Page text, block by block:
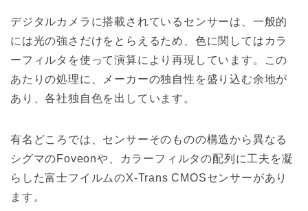
デジタルカメラに搭載されているセンサーは、一般的
には光の強さだけをとらえるため、色に関してはカラ
ーフィルタを使って演算により再現しています。この
あたりの処理に、メーカーの独自性を盛り込む余地が
あり、各社独自色を出しています。
有名どころでは、センサーそのものの構造から異なる
シグマのFoveonや、カラーフィルタの配列に工夫を凝
らした富士フイルムのX-Trans CMOSセンサーがあり
ます。